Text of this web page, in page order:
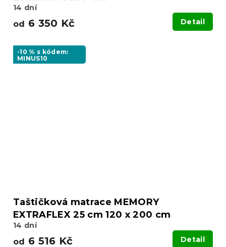
14 dní
od 6 350 Kč Detail
-10 % s kódem:
MINUS10
Taštičková matrace MEMORY
EXTRAFLEX 25 cm 120 x 200 cm
14 dní
od 6 516 Kč Detail